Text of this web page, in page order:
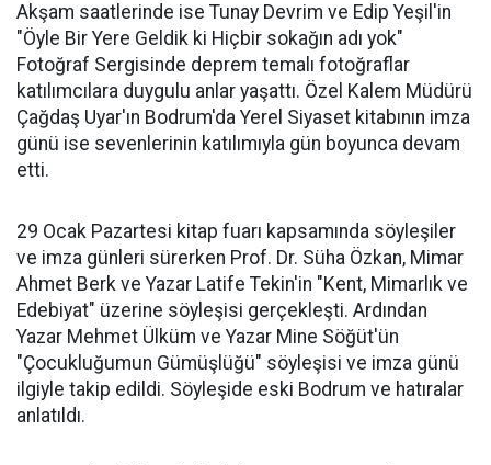
Akşam saatlerinde ise Tunay Devrim ve Edip Yeşil'in
"Öyle Bir Yere Geldik ki Hiçbir sokağın adı yok"
Fotoğraf Sergisinde deprem temalı fotoğraflar
katılımcılara duygulu anlar yaşattı. Özel Kalem Müdürü
Çağdaş Uyar'ın Bodrum'da Yerel Siyaset kitabının imza
günü ise sevenlerinin katılımıyla gün boyunca devam
etti.
29 Ocak Pazartesi kitap fuarı kapsamında söyleşiler
ve imza günleri sürerken Prof. Dr. Süha Özkan, Mimar
Ahmet Berk ve Yazar Latife Tekin'in "Kent, Mimarlık ve
Edebiyat" üzerine söyleşisi gerçekleşti. Ardından
Yazar Mehmet Ülküm ve Yazar Mine Söğüt'ün
"Çocukluğumun Gümüşlüğü" söyleşisi ve imza günü
ilgiyle takip edildi. Söyleşide eski Bodrum ve hatıralar
anlatıldı.